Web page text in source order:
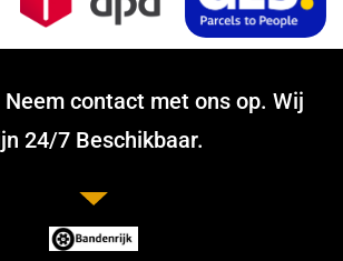
Neem contact met ons op. Wij
24/7 Beschikbaar.